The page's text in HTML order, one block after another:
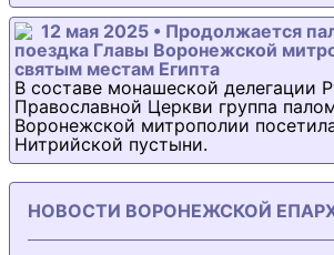
12 мая 2025 • Продолжается
поездка Главы Воронежской
святым местам Египта
В составе монашеской делегации
Православной Церкви группа
Воронежской митрополии
Нитрийской пустыни.
НОВОСТИ ВОРОНЕЖСКОЙ